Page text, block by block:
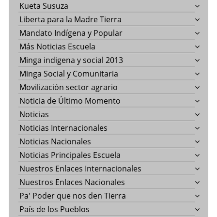
Kueta Susuza
Liberta para la Madre Tierra
Mandato Indígena y Popular
Más Noticias Escuela
Minga indigena y social 2013
Minga Social y Comunitaria
Movilización sector agrario
Noticia de Último Momento
Noticias
Noticias Internacionales
Noticias Nacionales
Noticias Principales Escuela
Nuestros Enlaces Internacionales
Nuestros Enlaces Nacionales
Pa' Poder que nos den Tierra
País de los Pueblos